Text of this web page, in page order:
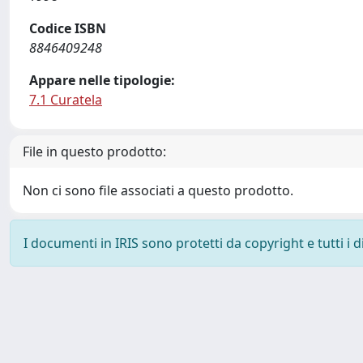
Codice ISBN
8846409248
Appare nelle tipologie:
7.1 Curatela
File in questo prodotto:
Non ci sono file associati a questo prodotto.
I documenti in IRIS sono protetti da copyright e tutti i